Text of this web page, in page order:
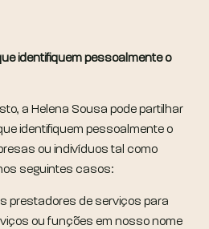
identifiquem pessoalmente o
a Helena Sousa pode partilhar
identifiquem pessoalmente o
ou indivíduos tal como
seguintes casos:
prestadores de serviços para
ou funções em nosso nome